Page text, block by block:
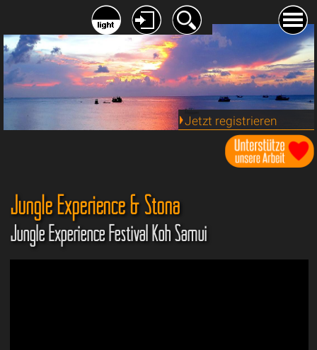
Jetzt registrieren
Jungle Experience & Stona
Jungle Experience Festival Koh Samui